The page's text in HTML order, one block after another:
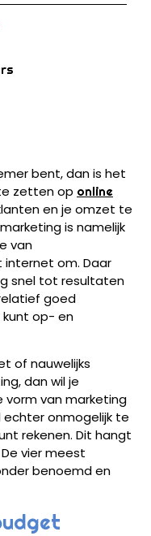
bent, dan is het
zetten op online
en je omzet te
is namelijk
van
om. Daar
snel tot resultaten
goed
kunt op- en
of nauwelijks
dan wil je
van marketing
echter onmogelijk te
rekenen. Dit hangt
vier meest
benoemd en